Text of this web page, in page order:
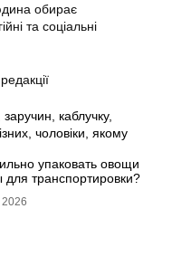
обирає
та соціальні
заручин каблучку,
чоловіки якому
упаковать овощи
для транспортировки?